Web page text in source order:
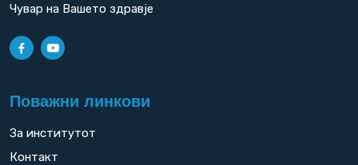
Чувар на Вашето здравје
Поважни линкови
За институтот
Контакт